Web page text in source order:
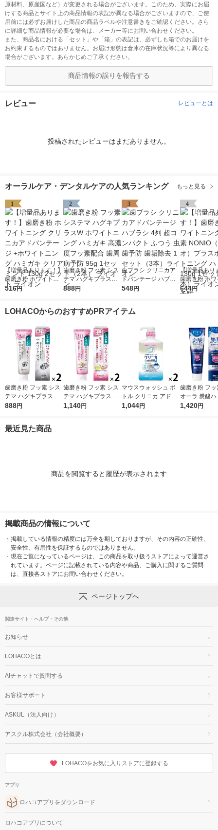
原材料、原産国など）が変更される場合がございます。このため、実際にお届
けする商品とサイト上の商品情報の表記が異なる場合がございますので、ご使
用前には必ずお届けした商品の商品ラベルや注意書きをご確認ください。さら
に詳細な商品情報が必要な場合は、メーカー等にお問い合わせください。
また、商品名における「セット」や「箱」の表記は、必ずしも箱でのお届けを
お約束するものではありません。お届け形態は倉庫の在庫状況等により異なる
場合がございます。あらかじめご了承ください。
商品情報の誤りを報告する
レビュー レビューとは
投稿されたレビューはまだありません。
オーラルケア・デンタルケアの人気ランキング もっと見る
1
【増量品あります！】
歯磨き粉 ホワイトニ
ング クリニカアドバ
ミント 130g 2セット
516円
2
歯磨き粉 フッ素 シス
テマ ハグキプラスW
ホワイトニング ハミ
セット（2本） ライオ
888円
3
歯ブラシ クリニカア
ドバンテージ ハブラ
シ 4列 超コンパクト
ライオン
548円
4
【増量品あり
歯磨き粉 ホワ
ング フッ素
644円
LOHACOからのおすすめPRアイテム
歯磨き粉 フッ素 シス
テマ ハグキプラスW
ホワイトニング ハミ
セット（2本） ライオ
888円
歯磨き粉 フッ素 シス
テマ ハグキプラス ハ
ミガキ 組織修復成分
1,140円
マウスウォッシュ ボ
トル クリニカ アドバ
ンテージ デンタルリ
1,044円
歯磨き粉 フッ
オーラ 炭酸
95g クリスタ
1,420円
最近見た商品
商品を閲覧すると履歴が表示されます
掲載商品の情報について
・ 掲載している情報の精度には万全を期しておりますが、その内容の正確性、
安全性、有用性を保証するものではありません。
・ 現在ご覧になっているページは、この商品を取り扱うストアによって運営さ
れています。ページに記載されている内容や商品、ご購入に関するご質問
は、直接各ストアにお問い合わせください。
ページトップへ
関連サイト・ヘルプ・その他
お知らせ
LOHACOとは
AIチャットで質問する
お客様サポート
ASKUL（法人向け）
アスクル株式会社（会社概要）
LOHACOをお気に入りストアに登録する
アプリ
ロハコアプリをダウンロード
ロハコアプリについて